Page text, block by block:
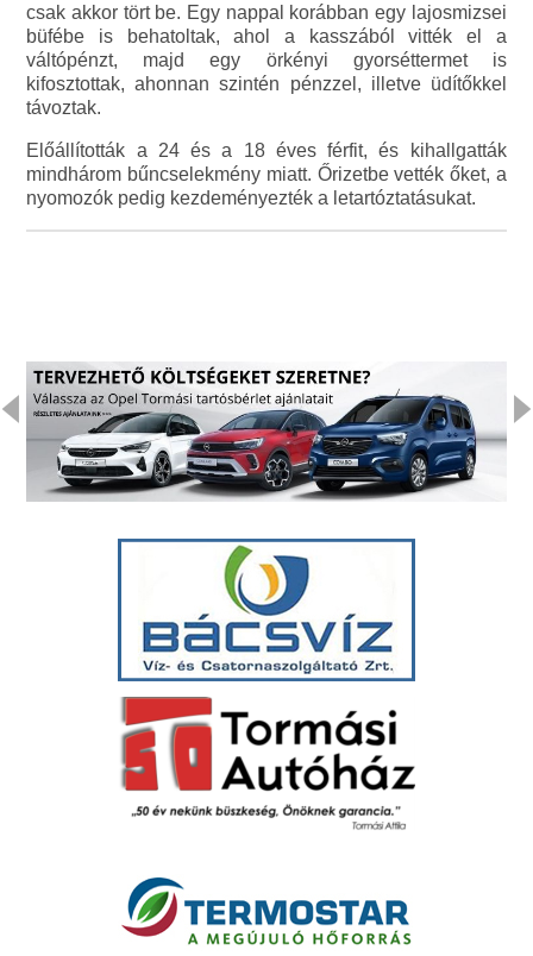
csak akkor tört be. Egy nappal korábban egy lajosmizsei
büfébe is behatoltak, ahol a kasszából vitték el a
váltópénzt, majd egy örkényi gyorséttermet is
kifosztottak, ahonnan szintén pénzzel, illetve üdítőkkel
távoztak.
Előállították a 24 és a 18 éves férfit, és kihallgatták
mindhárom bűncselekmény miatt. Őrizetbe vették őket, a
nyomozók pedig kezdeményezték a letartóztatásukat.